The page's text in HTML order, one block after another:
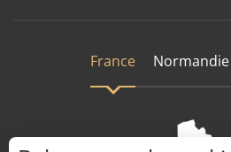
France Normandie